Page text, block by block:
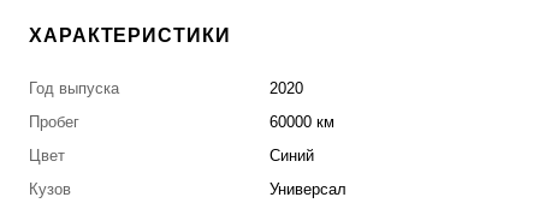
ХАРАКТЕРИСТИКИ
Год выпуска
2020
Пробег
60000 км
Цвет
Синий
Кузов
Универсал